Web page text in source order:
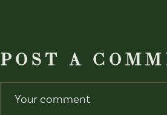
POST A